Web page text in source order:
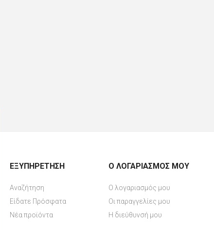
ΕΞΥΠΗΡΈΤΗΣΗ
Αναζήτηση
Είδατε Πρόσφατα
Νέα προϊόντα
Ο ΛΟΓΑΡΙΑΣΜΌΣ ΜΟΥ
Ο λογαριασμός μου
Οι παραγγελίες μου
Η διεύθυνσή μου